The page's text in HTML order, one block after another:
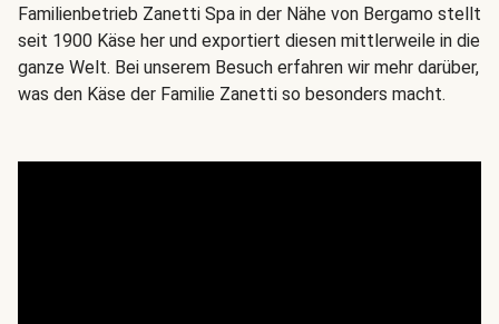
Familienbetrieb Zanetti Spa in der Nähe von Bergamo stellt
seit 1900 Käse her und exportiert diesen mittlerweile in die
ganze Welt. Bei unserem Besuch erfahren wir mehr darüber,
was den Käse der Familie Zanetti so besonders macht.